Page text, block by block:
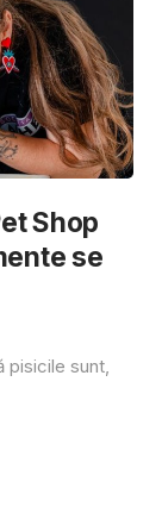
Shop
se
pisicile sunt,